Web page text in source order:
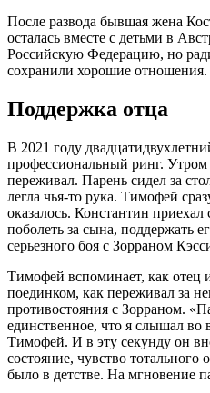
После развода бывшая жена
осталась вместе с детьми в
Российскую Федерацию, но
сохранили хорошие отношения.
Поддержка отца
В 2021 году
профессиональный ринг.
переживал. Парень сидел за
легла чья-то рука. Тимофей
оказалось. Константин
поболеть за сына, поддержать
серьезного боя с Зорраном
Тимофей вспоминает, как отец
поединком, как переживал за
противостояния с Зорраном.
единственное, что я слышал во
Тимофей. И в эту секунду он
состояние, чувство тотального
было в детстве. На мгновение